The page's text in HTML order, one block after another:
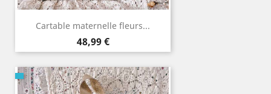
Cartable maternelle fleurs...
Prix
48,99 €